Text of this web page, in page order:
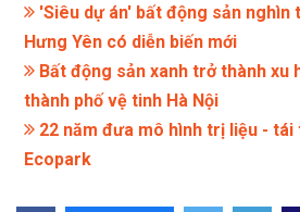
'Siêu dự án' bất động sản nghìn
Hưng Yên có diễn biến mới
Bất động sản xanh trở thành xu
thành phố vệ tinh Hà Nội
22 năm đưa mô hình trị liệu -
Ecopark